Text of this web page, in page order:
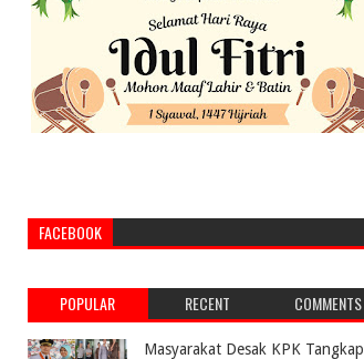
FACEBOOK
POPULAR RECENT COMMENTS
Masyarakat Desak KPK Tangkap